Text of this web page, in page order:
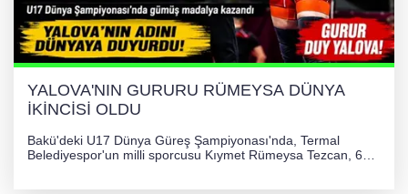
YALOVA'NIN GURURU RÜMEYSA DÜNYA
İKİNCİSİ OLDU
Bakü'deki U17 Dünya Güreş Şampiyonası'nda, Termal
Belediyespor'un milli sporcusu Kıymet Rümeysa Tezcan, 69